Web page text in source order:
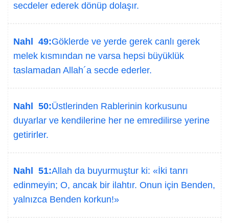
secdeler ederek dönüp dolaşır.
Nahl 49:Göklerde ve yerde gerek canlı gerek
melek kısmından ne varsa hepsi büyüklük
taslamadan Allah´a secde ederler.
Nahl 50:Üstlerinden Rablerinin korkusunu
duyarlar ve kendilerine her ne emredilirse yerine
getirirler.
Nahl 51:Allah da buyurmuştur ki: «İki tanrı
edinmeyin; O, ancak bir ilahtır. Onun için Benden,
yalnızca Benden korkun!»